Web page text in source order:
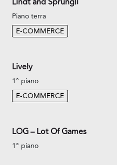
Piano terra
E-COMMERCE
Lively
1° piano
E-COMMERCE
LOG – Lot Of Games
1° piano